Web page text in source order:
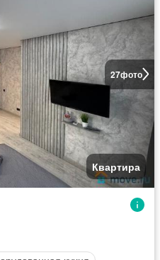
27фото
Квартира